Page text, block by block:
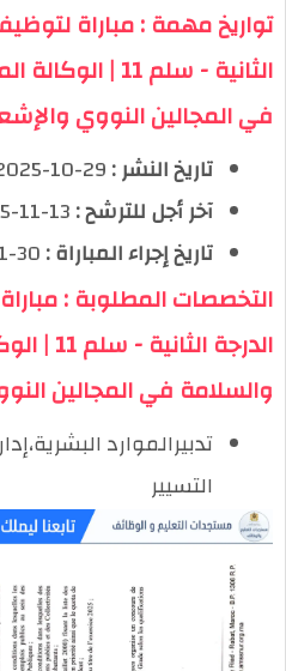
تواريخ مهمة : مباراة
الثانية - سلم 11 |
في المجالين النووي
تاريخ النشر :29-10-2025
آخر أجل للترشح :13-11-2025
تاريخ إجراء المباراة :30-11-2025
التخصصات المطلوبة :
الدرجة
والسلامة في المجالين
تدبيرالموارد
التسيير